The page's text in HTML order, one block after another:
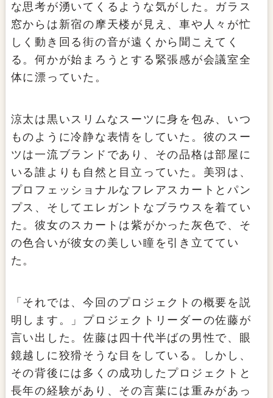
な思考が湧いてくるような気がした。ガラス
窓からは新宿の摩天楼が見え、車や人々が忙
しく動き回る街の音が遠くから聞こえてく
る。何かが始まろうとする緊張感が会議室全
体に漂っていた。
涼太は黒いスリムなスーツに身を包み、いつ
ものように冷静な表情をしていた。彼のスー
ツは一流ブランドであり、その品格は部屋に
いる誰よりも自然と目立っていた。美羽は、
プロフェッショナルなフレアスカートとパン
プス、そしてエレガントなブラウスを着てい
た。彼女のスカートは紫がかった灰色で、そ
の色合いが彼女の美しい瞳を引き立ててい
た。
「それでは、今回のプロジェクトの概要を説
明します。」プロジェクトリーダーの佐藤が
言い出した。佐藤は四十代半ばの男性で、眼
鏡越しに狡猾そうな目をしている。しかし、
その背後には多くの成功したプロジェクトと
長年の経験があり、その言葉には重みがあっ